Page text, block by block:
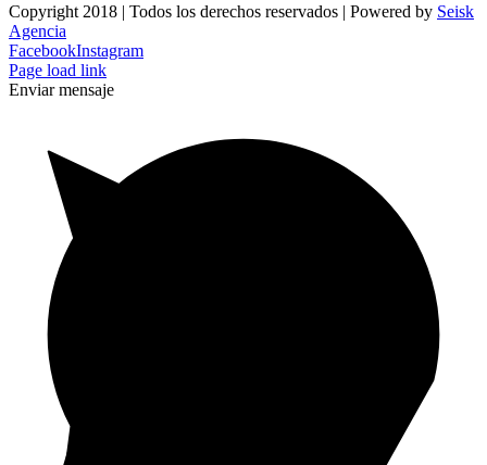
Copyright 2018 | Todos los derechos reservados | Powered by Seisk
Agencia
FacebookInstagram
Page load link
Enviar mensaje